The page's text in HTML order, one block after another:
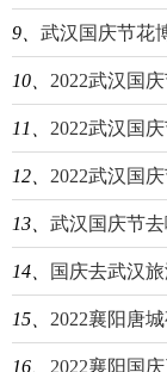
9、 武汉国庆节花
10、 2022武汉国庆
11、 2022武汉国庆节
12、 2022武汉国庆
13、 武汉国庆节去哪里
14、 国庆去武汉
15、 2022襄阳唐城
16、 2022襄阳国庆三